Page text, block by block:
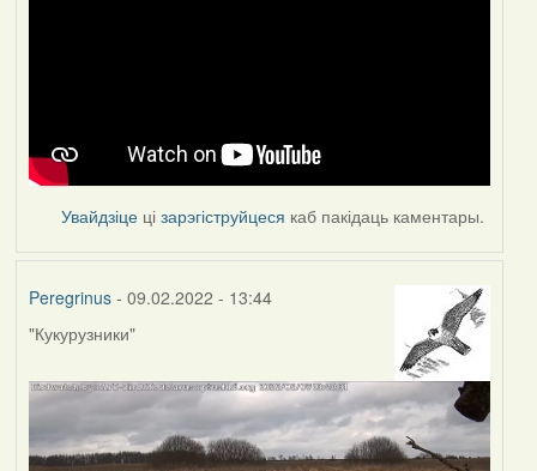
Увайдзіце цізарэгіструйцеся каб пакідаць каментары.
Peregrinus- 09.02.2022 - 13:44
"Кукурузники"